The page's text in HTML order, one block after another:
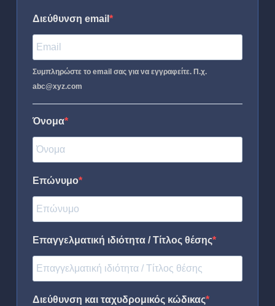
Διεύθυνση email
Συμπληρώστε το email σας για να εγγραφείτε. Π.χ.
abc@xyz.com
Όνομα
Επώνυμο
Επαγγελματική ιδιότητα / Τίτλος θέσης
Διεύθυνση και ταχυδρομικός κώδικας